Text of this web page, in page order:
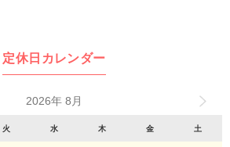
定休日カレンダー
2026年 8月
火 水 木 金 土